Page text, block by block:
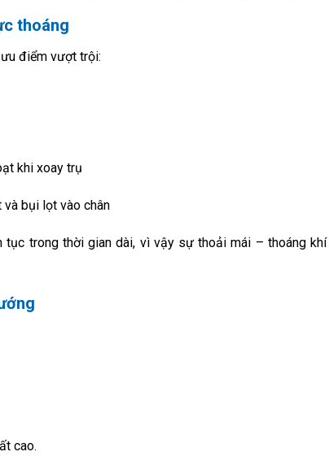
thoáng
điểm vượt trội:
khi xoay trụ
và bụi lọt vào chân
trong thời gian dài, vì vậy sự thoải mái – thoáng
cao.